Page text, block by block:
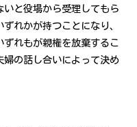
と役場から受理してもら
れかが持つことになり、
れもが親権を放棄するこ
婦の話し合いによって決め